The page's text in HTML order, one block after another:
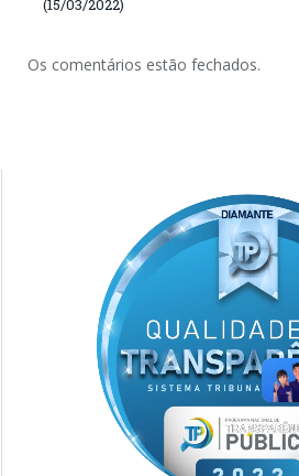
(15/03/2022)
Os comentários estão fechados.